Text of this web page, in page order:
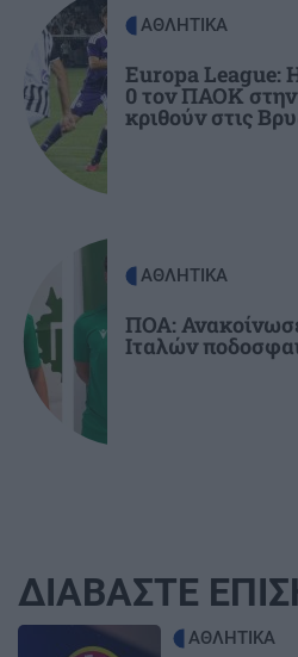
ΕΛΛΑΔΑ
Το τέλος μιας εποχής
περιοχή γυρίζει σελίδα
ΑΘΛΗΤΙΚΑ
Europa League:
0 τον ΠΑΟΚ
κριθούν στις
ΑΘΛΗΤΙΚΑ
ΠΟΑ:
Ιταλών
ΔΙΑΒΑΣΤΕ
ΑΘΛΗΤΙΚΑ